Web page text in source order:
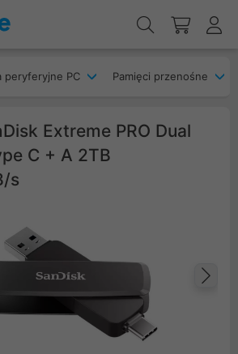
peryferyjne PC Pamięci przenośne
Extreme PRO Dual
C + A 2TB
s